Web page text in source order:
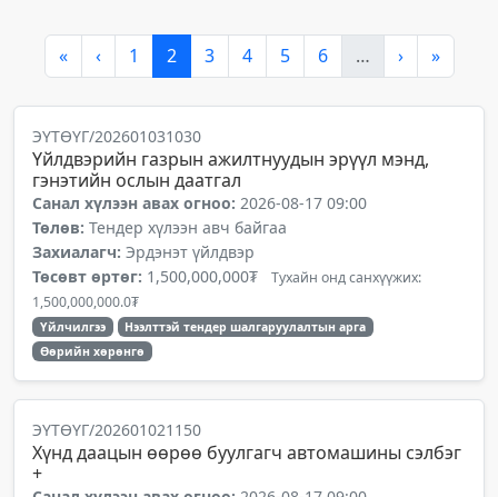
« ‹ 1 2 3 4 5 6 … › »
ЭҮТӨҮГ/202601031030
Үйлдвэрийн газрын ажилтнуудын эрүүл мэнд,
гэнэтийн ослын даатгал
Санал хүлээн авах огноо: 2026-08-17 09:00
Төлөв: Тендер хүлээн авч байгаа
Захиалагч: Эрдэнэт үйлдвэр
Төсөвт өртөг: 1,500,000,000₮ Тухайн онд санхүүжих:
1,500,000,000.0₮
Үйлчилгээ
Нээлттэй тендер шалгаруулалтын арга
Өөрийн хөрөнгө
ЭҮТӨҮГ/202601021150
Хүнд даацын өөрөө буулгагч автомашины сэлбэг
+